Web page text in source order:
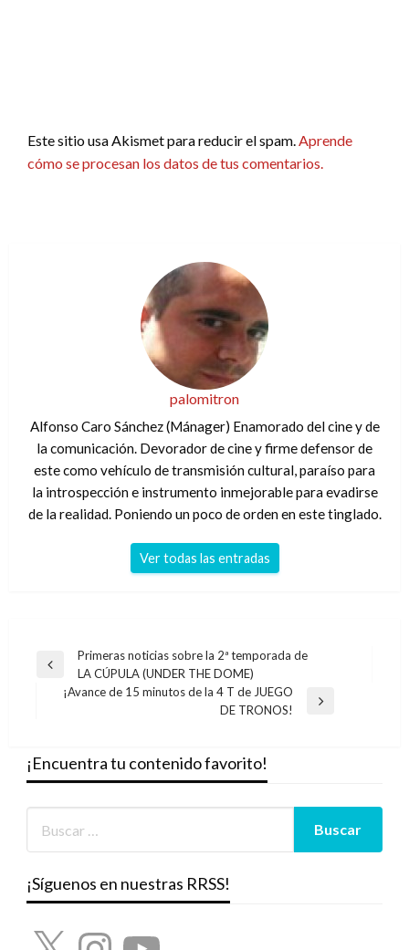
Este sitio usa Akismet para reducir el spam.Aprende
cómo se procesan los datos de tus comentarios.
palomitron
Alfonso Caro Sánchez (Mánager) Enamorado del cine y de
la comunicación. Devorador de cine y firme defensor de
este como vehículo de transmisión cultural, paraíso para
la introspección e instrumento inmejorable para evadirse
de la realidad. Poniendo un poco de orden en este tinglado.
Ver todas las entradas
Navegación
Entrada
anterior
Primeras noticias sobre la 2ª temporada de
LA CÚPULA (UNDER THE DOME)
¡Avance de 15 minutos de la 4 T de JUEGO
DE TRONOS!
¡Encuentra tu contenido favorito!
¡Síguenos en nuestras RRSS!
X InstagramYouTube